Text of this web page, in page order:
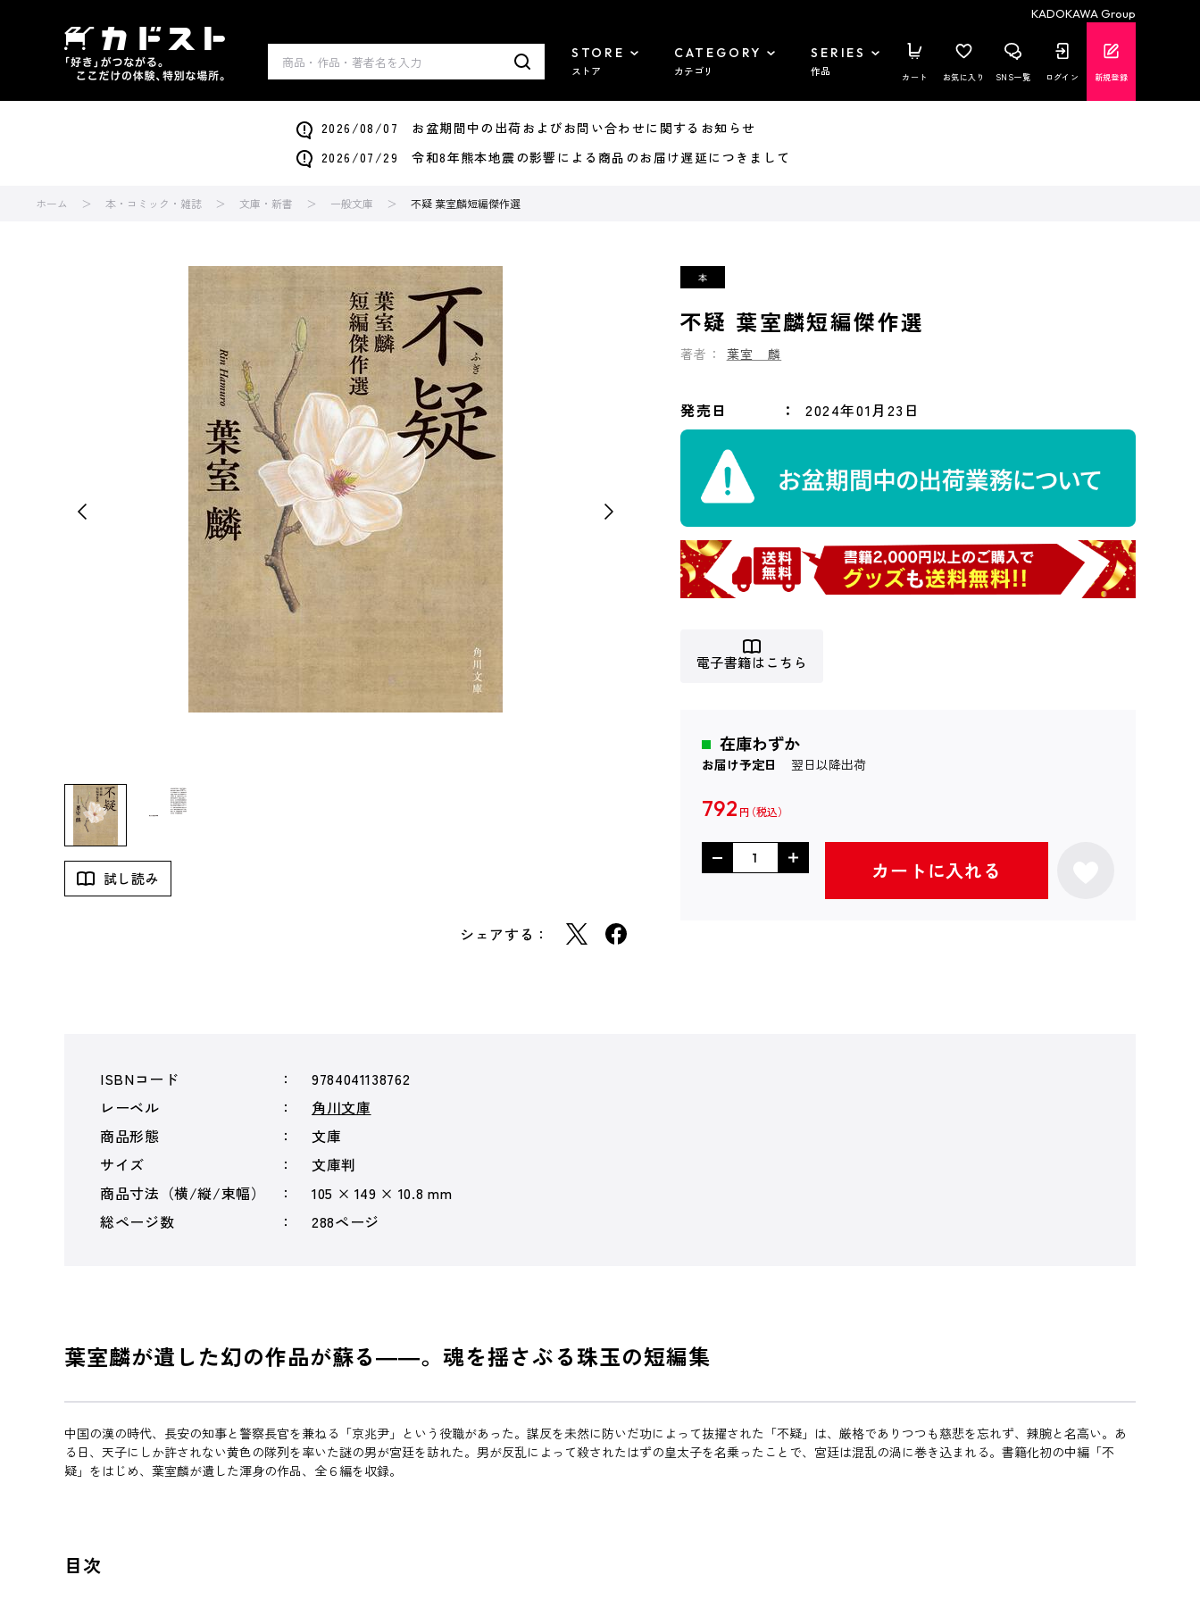
KADOKAWA Group
STORE
ストア
CATEGORY
カテゴリ
SERIES
作品 カート お気に入り SNS一覧 ログイン 新規登録
2026/08/07 お盆期間中の出荷およびお問い合わせに関するお知らせ
2026/07/29 令和8年熊本地震の影響による商品のお届け遅延につきまして
ホーム 本・コミック・雑誌 文庫・新書 一般文庫 不疑 葉室麟短編傑作選
試し読み
シェアする：
不疑 葉室麟短編傑作選
著者： 葉室 麟
発売日 2024年01月23日
電子書籍はこちら
在庫わずか
お届け予定日 翌日以降出荷
792 円
カートに入れる
ISBNコード
9784041138762
レーベル
角川文庫
商品形態
文庫
サイズ
文庫判
商品寸法（横/縦/束幅）
105 × 149 × 10.8 mm
総ページ数
288ページ
葉室麟が遺した幻の作品が蘇る――。魂を揺さぶる珠玉の短編集
中国の漢の時代、長安の知事と警察長官を兼ねる「京兆尹」という役職があった。謀反を未然に防いだ功によって抜擢された「不疑」は、厳格でありつつも慈悲を忘れず、辣腕と名高い。あ
る日、天子にしか許されない黄色の隊列を率いた謎の男が宮廷を訪れた。男が反乱によって殺されたはずの皇太子を名乗ったことで、宮廷は混乱の渦に巻き込まれる。書籍化初の中編「不
疑」をはじめ、葉室麟が遺した渾身の作品、全６編を収録。
目次